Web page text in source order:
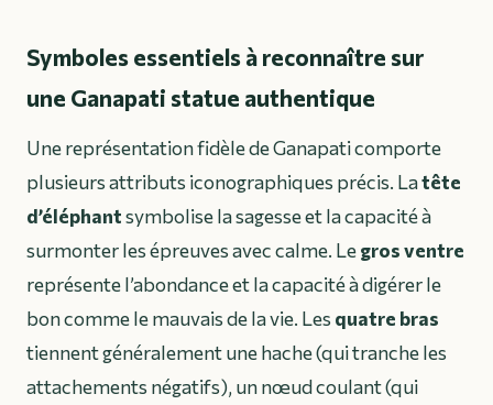
Symboles essentiels à reconnaître sur
une Ganapati statue authentique
Une représentation fidèle de Ganapati comporte
plusieurs attributs iconographiques précis. Latête
d’éléphantsymbolise la sagesse et la capacité à
surmonter les épreuves avec calme. Legros ventre
représente l’abondance et la capacité à digérer le
bon comme le mauvais de la vie. Lesquatre bras
tiennent généralement une hache (qui tranche les
attachements négatifs), un nœud coulant (qui